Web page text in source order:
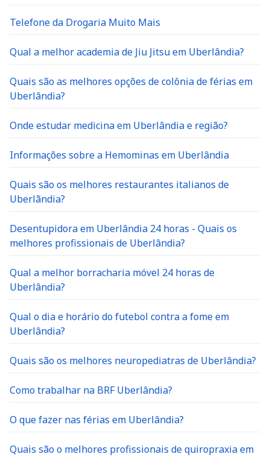
Telefone da Drogaria Muito Mais
Qual a melhor academia de Jiu Jitsu em Uberlândia?
Quais são as melhores opções de colônia de férias em
Uberlândia?
Onde estudar medicina em Uberlândia e região?
Informações sobre a Hemominas em Uberlândia
Quais são os melhores restaurantes italianos de
Uberlãndia?
Desentupidora em Uberlândia 24 horas - Quais os
melhores profissionais de Uberlândia?
Qual a melhor borracharia móvel 24 horas de
Uberlândia?
Qual o dia e horário do futebol contra a fome em
Uberlândia?
Quais são os melhores neuropediatras de Uberlândia?
Como trabalhar na BRF Uberlândia?
O que fazer nas férias em Uberlândia?
Quais são o melhores profissionais de quiropraxia em